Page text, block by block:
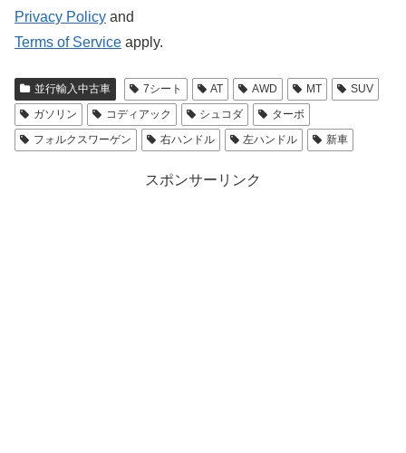
Privacy Policy and
Terms of Service apply.
並行輸入中古車 7シート AT AWD MT
SUV
ガソリン
コディアック シュコダ
ターボ
フォルクスワーゲン
右ハンドル 左ハンドル 新車
スポンサーリンク